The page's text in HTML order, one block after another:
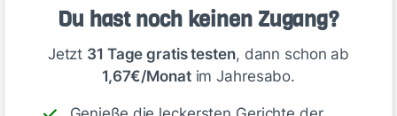
Du hast noch keinen Zugang?
Jetzt 31 Tage gratis testen, dann schon ab
1,67€/Monatim Jahresabo.
Schokolade im
Wasserbad